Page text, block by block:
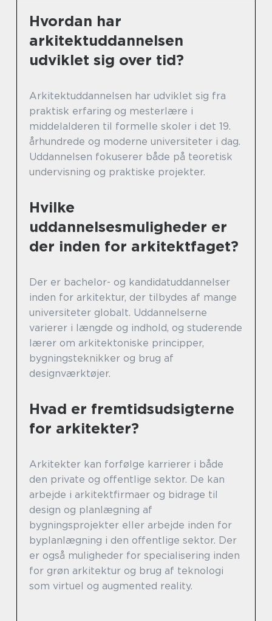
Hvordan har
arkitektuddannelsen
udviklet sig over tid?
Arkitektuddannelsen har udviklet sig fra
praktisk erfaring og mesterlære i
middelalderen til formelle skoler i det 19.
århundrede og moderne universiteter i dag.
Uddannelsen fokuserer både på teoretisk
undervisning og praktiske projekter.
Hvilke
uddannelsesmuligheder er
der inden for arkitektfaget?
Der er bachelor- og kandidatuddannelser
inden for arkitektur, der tilbydes af mange
universiteter globalt. Uddannelserne
varierer i længde og indhold, og studerende
lærer om arkitektoniske principper,
bygningsteknikker og brug af
designværktøjer.
Hvad er fremtidsudsigterne
for arkitekter?
Arkitekter kan forfølge karrierer i både
den private og offentlige sektor. De kan
arbejde i arkitektfirmaer og bidrage til
design og planlægning af
bygningsprojekter eller arbejde inden for
byplanlægning i den offentlige sektor. Der
er også muligheder for specialisering inden
for grøn arkitektur og brug af teknologi
som virtuel og augmented reality.